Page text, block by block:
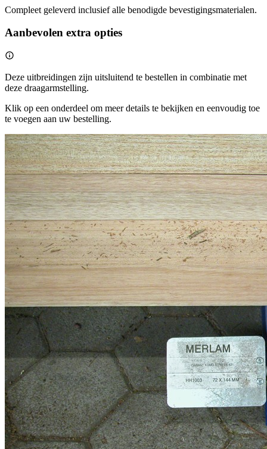
Compleet geleverd inclusief alle benodigde bevestigingsmaterialen.
Aanbevolen extra opties
Deze uitbreidingen zijn uitsluitend te bestellen in combinatie met
deze draagarmstelling.
Klik op een onderdeel om meer details te bekijken en eenvoudig toe
te voegen aan uw bestelling.